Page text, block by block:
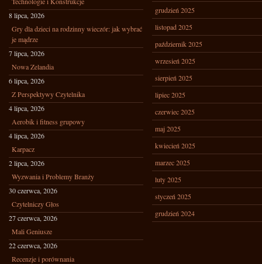
8 lipca, 2026
Gry dla dzieci na rodzinny wieczór: jak wybrać
je mądrze
7 lipca, 2026
Nowa Zelandia
6 lipca, 2026
Z Perspektywy Czytelnika
4 lipca, 2026
Aerobik i fitness grupowy
4 lipca, 2026
Karpacz
2 lipca, 2026
Wyzwania i Problemy Branży
30 czerwca, 2026
Czytelniczy Głos
27 czerwca, 2026
Mali Geniusze
22 czerwca, 2026
Recenzje i porównania
grudzień 2025
listopad 2025
październik 2025
wrzesień 2025
sierpień 2025
lipiec 2025
czerwiec 2025
maj 2025
kwiecień 2025
marzec 2025
luty 2025
styczeń 2025
grudzień 2024